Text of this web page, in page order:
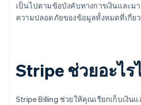
เป็นไปตามข้อบังคับทางการเงินและม
ความปลอดภัยของข้อมูลทั้งหมดที่เกี่ย
Stripe ช่วยอะไร
Stripe Billing ช่วยให้คุณเรียกเก็บเงิน